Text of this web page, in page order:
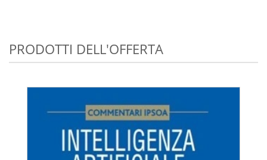
PRODOTTI DELL'OFFERTA